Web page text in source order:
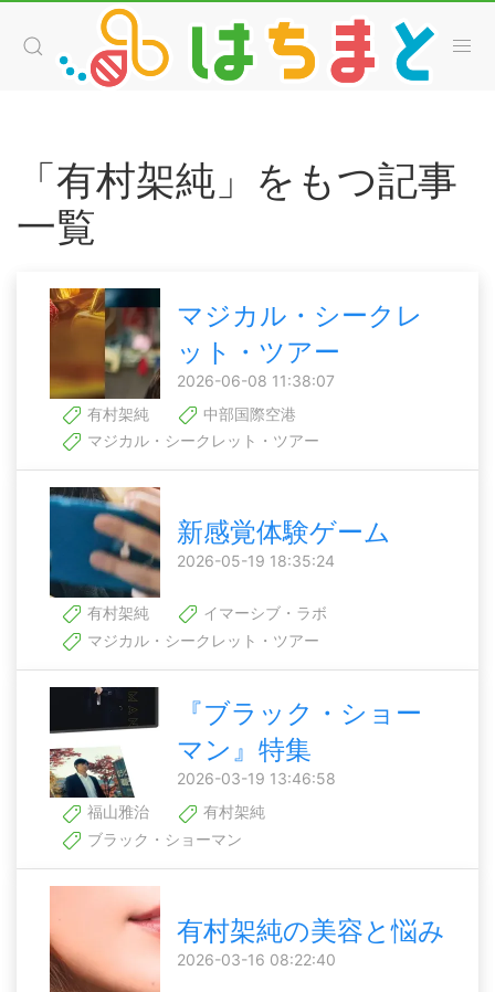
「有村架純」をもつ記事
一覧
マジカル・シークレ
ット・ツアー
2026-06-08 11:38:07
有村架純
中部国際空港
マジカル・シークレット・ツアー
新感覚体験ゲーム
2026-05-19 18:35:24
有村架純
イマーシブ・ラボ
マジカル・シークレット・ツアー
『ブラック・ショー
マン』特集
2026-03-19 13:46:58
福山雅治
有村架純
ブラック・ショーマン
有村架純の美容と悩み
2026-03-16 08:22:40